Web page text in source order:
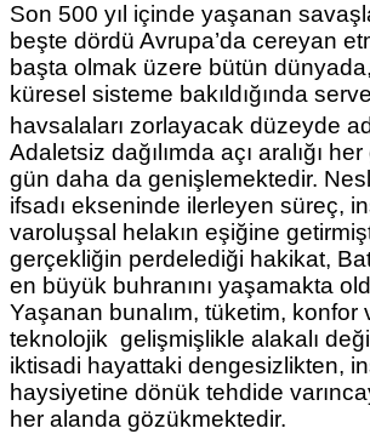
Son 500 yıl içinde yaşanan
beşte dördü Avrupa’da cereyan
başta olmak üzere bütün
küresel sisteme bakıldığında
havsalaları zorlayacak düzeyde
Adaletsiz dağılımda açı aralığı
gün daha da genişlemektedir.
ifsadı ekseninde ilerleyen süreç,
varoluşsal helakın eşiğine
gerçekliğin perdelediği hakikat,
en büyük buhranını yaşamakta
Yaşanan bunalım, tüketim, konfor
teknolojik gelişmişlikle alakalı
iktisadi hayattaki dengesizlikten,
haysiyetine dönük tehdide
her alanda gözükmektedir.